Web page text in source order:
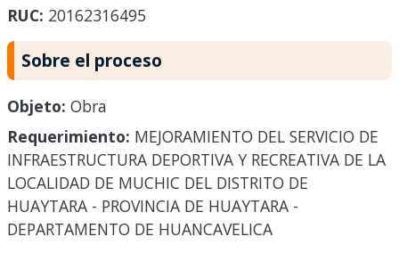
RUC: 20162316495
Sobre el proceso
Objeto: Obra
Requerimiento: MEJORAMIENTO DEL SERVICIO DE
INFRAESTRUCTURA DEPORTIVA Y RECREATIVA DE LA
LOCALIDAD DE MUCHIC DEL DISTRITO DE
HUAYTARA - PROVINCIA DE HUAYTARA -
DEPARTAMENTO DE HUANCAVELICA